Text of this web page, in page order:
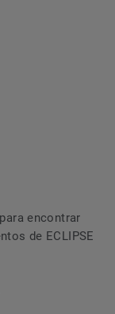
encontrar
de ECLIPSE